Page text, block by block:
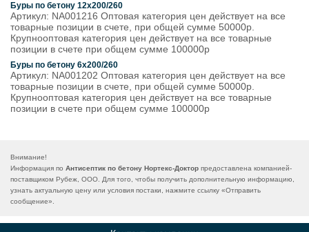
Буры по бетону 12х200/260
Артикул: NA001216 Оптовая категория цен действует на все
товарные позиции в счете, при общей сумме 50000р.
Крупнооптовая категория цен действует на все товарные
позиции в счете при общем сумме 100000р
Буры по бетону 6х200/260
Артикул: NA001202 Оптовая категория цен действует на все
товарные позиции в счете, при общей сумме 50000р.
Крупнооптовая категория цен действует на все товарные
позиции в счете при общем сумме 100000р
Внимание!
Информация по Антисептик по бетону Нортекс-Доктор предоставлена компанией-
поставщиком Рубеж, ООО. Для того, чтобы получить дополнительную информацию,
узнать актуальную цену или условия постаки, нажмите ссылку «Отправить
сообщение».